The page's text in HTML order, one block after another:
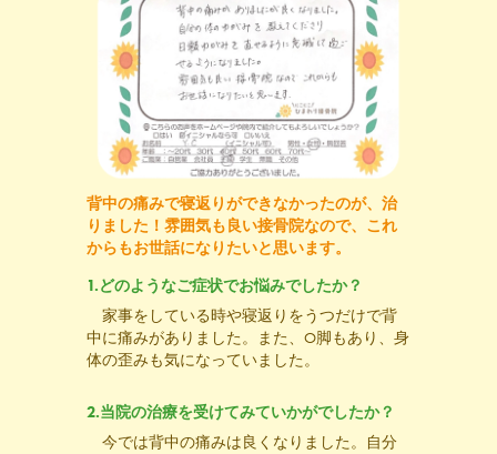
背中の痛みで寝返りができなかったのが、治
りました！雰囲気も良い接骨院なので、これ
からもお世話になりたいと思います。
1.どのようなご症状でお悩みでしたか？
家事をしている時や寝返りをうつだけで背
中に痛みがありました。また、O脚もあり、身
体の歪みも気になっていました。
2.当院の治療を受けてみていかがでしたか？
今では背中の痛みは良くなりました。自分